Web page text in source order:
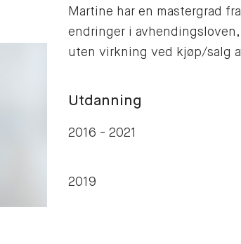
Martine har en mastergrad
endringer i
uten virkning ved kjøp/salg
Utdanning
2016 - 2021
2019